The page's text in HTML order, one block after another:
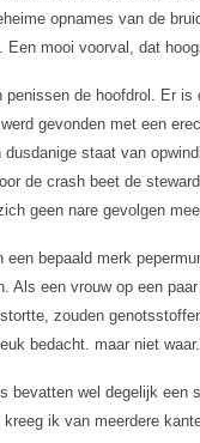
opnames van de
Een mooi voorval, dat
penissen de hoofdrol. Er
gevonden met een
staat van
de crash beet de
geen nare gevolgen
bepaald merk
Als een vrouw op een
zouden
bedacht. maar niet waar.
bevatten wel degelijk een
ik van meerdere